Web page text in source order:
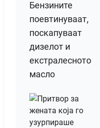
Бензините
поевтинуваат,
поскапуваат
дизелот и
екстралесното
масло